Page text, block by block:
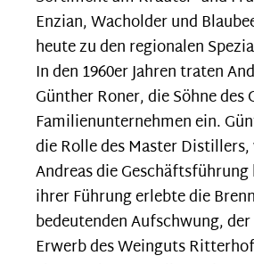
Enzian, Wacholder und
heute zu den regionalen
In den 1960er Jahren traten
Günther Roner, die Söhne des
Familienunternehmen ein.
die Rolle des Master
Andreas die
ihrer Führung erlebte die
bedeutenden Aufschwung,
Erwerb des Weinguts